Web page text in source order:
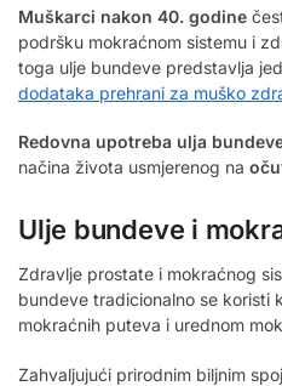
Muškarci nakon 40. godine
podršku mokraćnom sistemu i
toga ulje bundeve predstavlja
dodataka prehrani za muško
Redovna upotreba ulja
načina života usmjerenog na
Ulje bundeve i
Zdravlje prostate i mokraćnog
bundeve tradicionalno se koristi
mokraćnih puteva i urednom
Zahvaljujući prirodnim biljnim